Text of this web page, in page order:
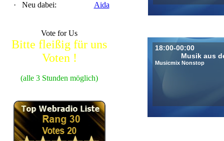
·
Neu dabei: Aida
Vote for Us
Bitte fleißig für uns
Voten !
(alle 3 Stunden möglich)
18:00-00:00
Musik aus
Musicmix Nonstop